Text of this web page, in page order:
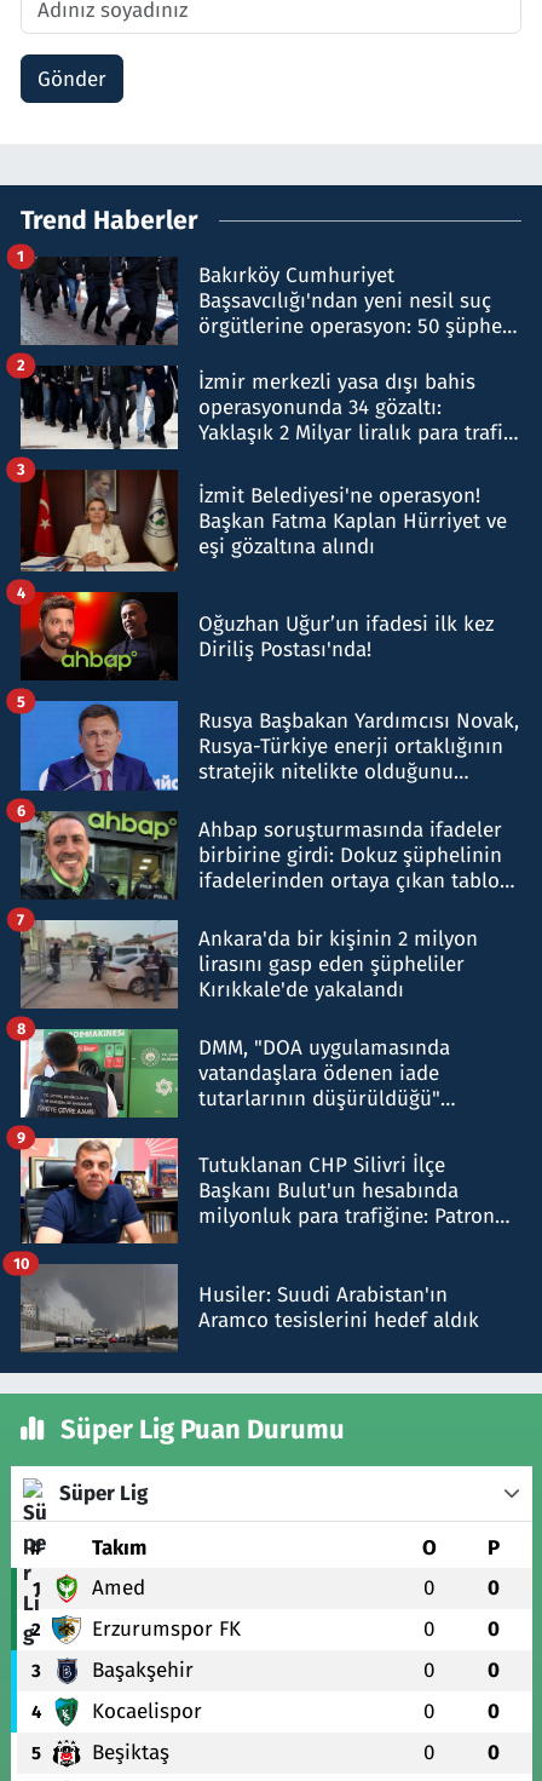
Gönder
Trend Haberler
Bakırköy Cumhuriyet
Başsavcılığı'ndan yeni nesil suç
örgütlerine operasyon: 50 şüpheli
1
İzmir merkezli yasa dışı bahis
operasyonunda 34 gözaltı:
Yaklaşık 2 Milyar liralık para trafiği
2
İzmit Belediyesi'ne operasyon!
Başkan Fatma Kaplan Hürriyet ve
eşi gözaltına alındı
3
Oğuzhan Uğur’un ifadesi ilk kez
Diriliş Postası'nda!
4
Rusya Başbakan Yardımcısı Novak,
Rusya-Türkiye enerji ortaklığının
stratejik nitelikte olduğunu
5
Ahbap soruşturmasında ifadeler
birbirine girdi: Dokuz şüphelinin
ifadelerinden ortaya çıkan tablo
6
Ankara'da bir kişinin 2 milyon
lirasını gasp eden şüpheliler
Kırıkkale'de yakalandı
7
DMM, "DOA uygulamasında
vatandaşlara ödenen iade
tutarlarının düşürüldüğü"
8
Tutuklanan CHP Silivri İlçe
Başkanı Bulut'un hesabında
milyonluk para trafiğine: Patron
9
Husiler: Suudi Arabistan'ın
Aramco tesislerini hedef aldık
10
Süper Lig Puan Durumu
Süper Lig
# Takım O P
1 Amed 0 0
2 Erzurumspor FK 0 0
3 Başakşehir 0 0
4 Kocaelispor 0 0
5 Beşiktaş 0 0